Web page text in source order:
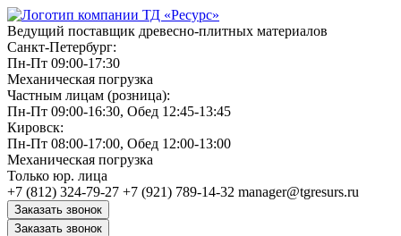
Ведущий поставщик древесно-плитных материалов
Санкт-Петербург:
Пн-Пт 09:00-17:30
Механическая погрузка
Частным лицам (розница):
Пн-Пт 09:00-16:30, Обед 12:45-13:45
Кировск:
Пн-Пт 08:00-17:00, Обед 12:00-13:00
Механическая погрузка
Только юр. лица
+7 (812) 324-79-27 +7 (921) 789-14-32 manager@tgresurs.ru
Заказать звонок
Заказать звонок